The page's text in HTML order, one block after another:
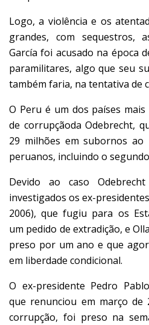
Logo, a violência e os
grandes, com sequestros,
García foi acusado na época
paramilitares, algo que seu
também faria, na tentativa de
O Peru é um dos países mais
de corrupçãoda Odebrecht,
29 milhões em subornos
peruanos, incluindo o
Devido ao caso
investigados os ex-presidentes
2006), que fugiu para os
um pedido de extradição, e
preso por um ano e que
em liberdade condicional.
O ex-presidente Pedro Pablo
que renunciou em março de
corrupção, foi preso na